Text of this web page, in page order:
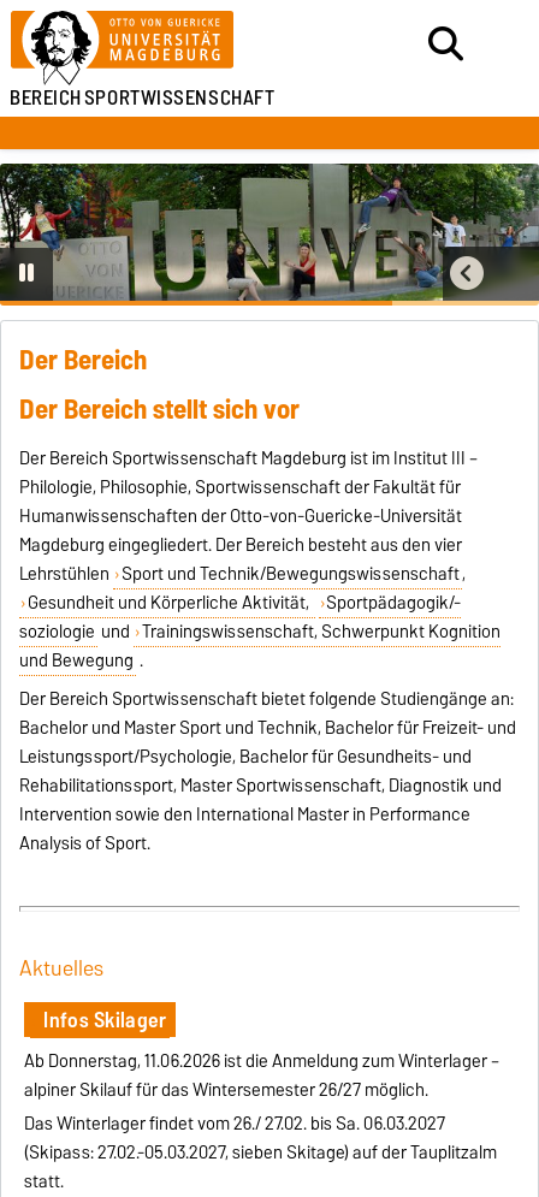
BEREICHSPORTWISSENSCHAFT
Der Bereich
Der Bereich stellt sich vor
Der Bereich Sportwissenschaft Magdeburg ist im Institut III –
Philologie, Philosophie, Sportwissenschaft der Fakultät für
Humanwissenschaften der Otto-von-Guericke-Universität
Magdeburg eingegliedert. Der Bereich besteht aus den vier
Lehrstühlen Sport und Technik/Bewegungswissenschaft,
Gesundheit und Körperliche Aktivität,
Sportpädagogik/-
soziologie und Trainingswissenschaft, Schwerpunkt Kognition
und Bewegung .
Der Bereich Sportwissenschaft bietet folgende Studiengänge an:
Bachelor und Master Sport und Technik, Bachelor für Freizeit- und
Leistungssport/Psychologie, Bachelor für Gesundheits- und
Rehabilitationssport, Master Sportwissenschaft, Diagnostik und
Intervention sowie den International Master in Performance
Analysis of Sport.
Aktuelles
Infos Skilager
Ab Donnerstag, 11.06.2026 ist die Anmeldung zum Winterlager –
alpiner Skilauf für das Wintersemester 26/27 möglich.
Das Winterlager findet vom 26./ 27.02. bis Sa. 06.03.2027
(Skipass: 27.02.-05.03.2027, sieben Skitage) auf der Tauplitzalm
statt.